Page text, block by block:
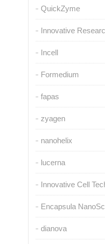
QuickZyme
Innovative
Incell
Formedium
fapas
zyagen
nanohelix
lucerna
Innovative Cell
Encapsula
dianova